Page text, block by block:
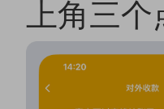
上角三